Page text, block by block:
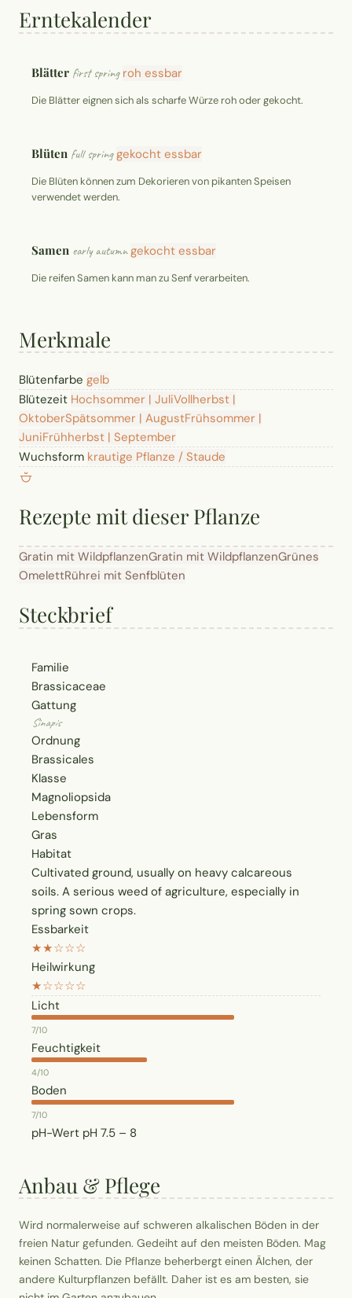
Erntekalender
Blätter first spring roh essbar
Die Blätter eignen sich als scharfe Würze roh oder gekocht.
Blüten full spring gekocht essbar
Die Blüten können zum Dekorieren von pikanten Speisen
verwendet werden.
Samen early autumn gekocht essbar
Die reifen Samen kann man zu Senf verarbeiten.
Merkmale
Blütenfarbe gelb
Blütezeit Hochsommer | JuliVollherbst |
OktoberSpätsommer | AugustFrühsommer |
JuniFrühherbst | September
Wuchsform krautige Pflanze / Staude
Rezepte mit dieser Pflanze
Gratin mit WildpflanzenGratin mit WildpflanzenGrünes
OmelettRührei mit Senfblüten
Steckbrief
Familie
Brassicaceae
Gattung
Sinapis
Ordnung
Brassicales
Klasse
Magnoliopsida
Lebensform
Gras
Habitat
Cultivated ground, usually on heavy calcareous
soils. A serious weed of agriculture, especially in
spring sown crops.
Essbarkeit
★★☆☆☆
Heilwirkung
★☆☆☆☆
Licht
7/10
Feuchtigkeit
4/10
Boden
7/10
pH-Wert pH 7.5 – 8
Anbau & Pflege
Wird normalerweise auf schweren alkalischen Böden in der
freien Natur gefunden. Gedeiht auf den meisten Böden. Mag
keinen Schatten. Die Pflanze beherbergt einen Älchen, der
andere Kulturpflanzen befällt. Daher ist es am besten, sie